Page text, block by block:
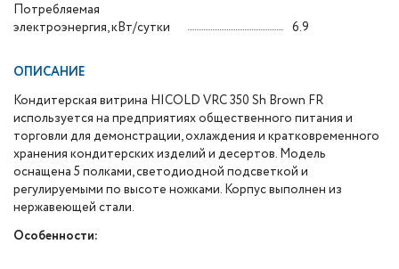
Потребляемая
электроэнергия, кВт/сутки
6.9
ОПИСАНИЕ
Кондитерская витрина HICOLD VRC 350 Sh Brown FR
используется на предприятиях общественного питания и
торговли для демонстрации, охлаждения и кратковременного
хранения кондитерских изделий и десертов. Модель
оснащена 5 полками, светодиодной подсветкой и
регулируемыми по высоте ножками. Корпус выполнен из
нержавеющей стали.
Особенности: